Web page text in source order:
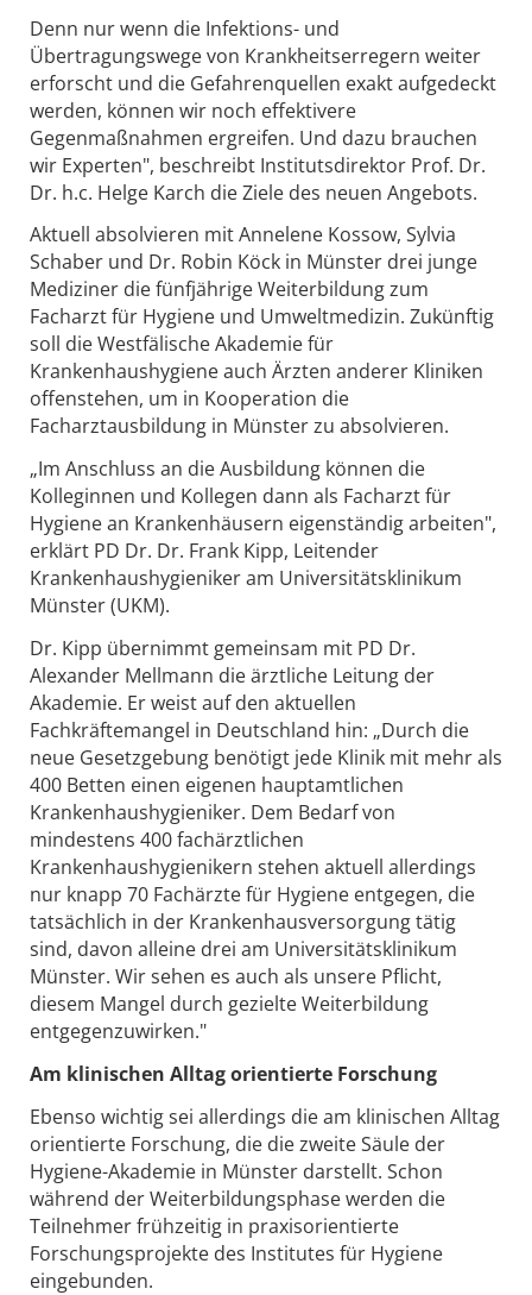
Denn nur wenn die Infektions- und
Übertragungswege von Krankheitserregern weiter
erforscht und die Gefahrenquellen exakt aufgedeckt
werden, können wir noch effektivere
Gegenmaßnahmen ergreifen. Und dazu brauchen
wir Experten", beschreibt Institutsdirektor Prof. Dr.
Dr. h.c. Helge Karch die Ziele des neuen Angebots.
Aktuell absolvieren mit Annelene Kossow, Sylvia
Schaber und Dr. Robin Köck in Münster drei junge
Mediziner die fünfjährige Weiterbildung zum
Facharzt für Hygiene und Umweltmedizin. Zukünftig
soll die Westfälische Akademie für
Krankenhaushygiene auch Ärzten anderer Kliniken
offenstehen, um in Kooperation die
Facharztausbildung in Münster zu absolvieren.
„Im Anschluss an die Ausbildung können die
Kolleginnen und Kollegen dann als Facharzt für
Hygiene an Krankenhäusern eigenständig arbeiten",
erklärt PD Dr. Dr. Frank Kipp, Leitender
Krankenhaushygieniker am Universitätsklinikum
Münster (UKM).
Dr. Kipp übernimmt gemeinsam mit PD Dr.
Alexander Mellmann die ärztliche Leitung der
Akademie. Er weist auf den aktuellen
Fachkräftemangel in Deutschland hin: „Durch die
neue Gesetzgebung benötigt jede Klinik mit mehr als
400 Betten einen eigenen hauptamtlichen
Krankenhaushygieniker. Dem Bedarf von
mindestens 400 fachärztlichen
Krankenhaushygienikern stehen aktuell allerdings
nur knapp 70 Fachärzte für Hygiene entgegen, die
tatsächlich in der Krankenhausversorgung tätig
sind, davon alleine drei am Universitätsklinikum
Münster. Wir sehen es auch als unsere Pflicht,
diesem Mangel durch gezielte Weiterbildung
entgegenzuwirken."
Am klinischen Alltag orientierte Forschung
Ebenso wichtig sei allerdings die am klinischen Alltag
orientierte Forschung, die die zweite Säule der
Hygiene-Akademie in Münster darstellt. Schon
während der Weiterbildungsphase werden die
Teilnehmer frühzeitig in praxisorientierte
Forschungsprojekte des Institutes für Hygiene
eingebunden.